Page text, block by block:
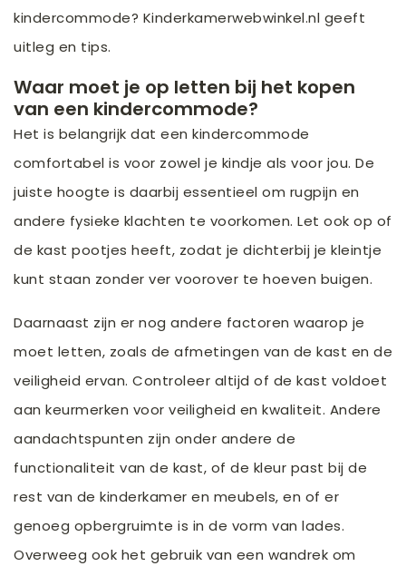
kindercommode? Kinderkamerwebwinkel.nl geeft
uitleg en tips.
Waar moet je op letten bij het kopen
van een kindercommode?
Het is belangrijk dat een kindercommode
comfortabel is voor zowel je kindje als voor jou. De
juiste hoogte is daarbij essentieel om rugpijn en
andere fysieke klachten te voorkomen. Let ook op of
de kast pootjes heeft, zodat je dichterbij je kleintje
kunt staan zonder ver voorover te hoeven buigen.
Daarnaast zijn er nog andere factoren waarop je
moet letten, zoals de afmetingen van de kast en de
veiligheid ervan. Controleer altijd of de kast voldoet
aan keurmerken voor veiligheid en kwaliteit. Andere
aandachtspunten zijn onder andere de
functionaliteit van de kast, of de kleur past bij de
rest van de kinderkamer en meubels, en of er
genoeg opbergruimte is in de vorm van lades.
Overweeg ook het gebruik van een wandrek om